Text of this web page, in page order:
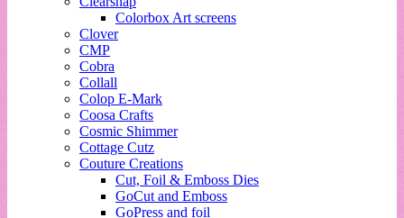
Colorbox Art screens
Clover
CMP
Cobra
Collall
Colop E-Mark
Coosa Crafts
Cosmic Shimmer
Cottage Cutz
Couture Creations
Cut, Foil & Emboss Dies
GoCut and Emboss
GoPress and foil